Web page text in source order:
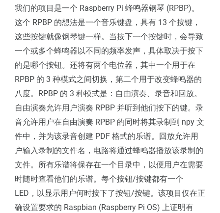
我们的项目是一个 Raspberry Pi 蜂鸣器钢琴 (RPBP)。
这个 RPBP 的想法是一个音乐键盘，具有 13 个按键，
这些按键就像钢琴键一样。当按下一个按键时，会导致
一个或多个蜂鸣器以不同的频率发声，具体取决于按下
的是哪个按钮。还将有两个电位器，其中一个用于在
RPBP 的 3 种模式之间切换，第二个用于改变蜂鸣器的
八度。RPBP 的 3 种模式是：自由演奏、录音和回放。
自由演奏允许用户演奏 RPBP 并听到他们按下的键。录
音允许用户在自由演奏 RPBP 的同时将其录制到 npy 文
件中，并为该录音创建 PDF 格式的乐谱。回放允许用
户输入录制的文件名，电路将通过蜂鸣器播放该录制的
文件。所有乐谱将保存在一个目录中，以便用户在需要
时随时查看他们的乐谱。每个按钮/按键都有一个
LED，以显示用户何时按下了按钮/按键。该项目仅在正
确设置要求的 Raspbian (Raspberry Pi OS) 上证明有